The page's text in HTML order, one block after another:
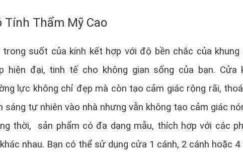
Tính Thẩm Mỹ Cao
trong suốt của kính kết hợp với độ bền chắc của
hiện đại, tinh tế cho không gian sống của bạn. Cửa
lực không chỉ đẹp mà còn tạo cảm giác rộng rãi,
sáng tự nhiên vào nhà nhưng vẫn không tạo cảm giác
thời, sản phẩm có đa dạng mẫu, thích hợp với các
nhau. Bạn có thể sử dụng cửa 1 cánh, 2 cánh hoặc